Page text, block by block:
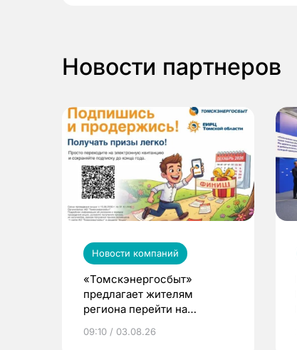
Новости партнеров
Новости компаний
«Томскэнергосбыт»
предлагает жителям
региона перейти на
выиграть призы
09:10 / 03.08.26